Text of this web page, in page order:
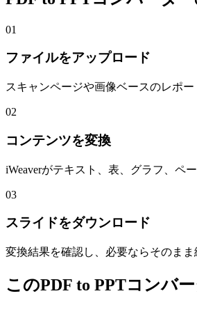
01
ファイルをアップロード
スキャンページや画像ベースのレポ
02
コンテンツを変換
iWeaverがテキスト、表、グラフ、ペ
03
スライドをダウンロード
変換結果を確認し、必要ならそのま
このPDF to PPTコンバ